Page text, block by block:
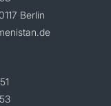
Berlin